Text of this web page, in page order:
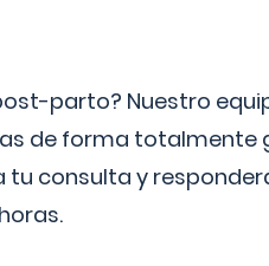
parto? Nuestro
de forma totalmente
consulta y